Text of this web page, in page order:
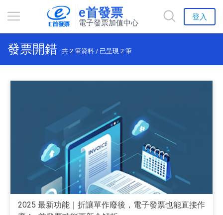
e首發票
電子發票加值中心
登入
發票開錯 共 2 筆資料 / 已呈現 2 筆
2025 最新功能｜折讓單作廢後，電子發票也能直接作